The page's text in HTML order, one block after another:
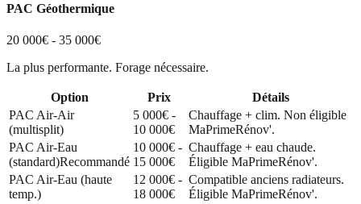
PAC Géothermique
20 000€ - 35 000€
La plus performante. Forage nécessaire.
Option Prix
Détails
PAC Air-Air
(multisplit)
5 000€ -
10 000€
Chauffage + clim. Non éligible
MaPrimeRénov'.
PAC Air-Eau
(standard)Recommandé
10 000€ -
15 000€
Chauffage + eau chaude.
Éligible MaPrimeRénov'.
PAC Air-Eau (haute
temp.)
12 000€ -
18 000€
Compatible anciens radiateurs.
Éligible MaPrimeRénov'.